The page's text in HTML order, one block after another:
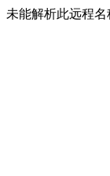
未能解析此远程名